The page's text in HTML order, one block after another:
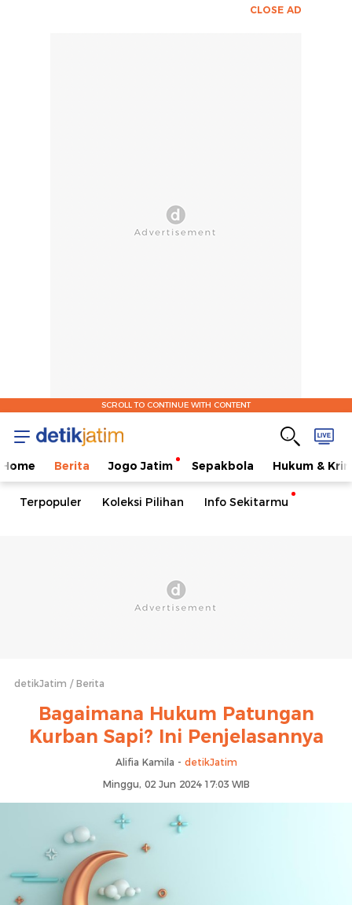
CLOSE AD
SCROLL TO CONTINUE WITH CONTENT
Home Berita Jogo Jatim Sepakbola Hukum &
Terpopuler Koleksi Pilihan Info Sekitarmu
detikJatim Berita
Bagaimana Hukum Patungan
Kurban Sapi? Ini Penjelasannya
Alifia Kamila - detikJatim
Minggu, 02 Jun 2024 17:03 WIB